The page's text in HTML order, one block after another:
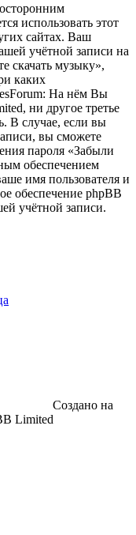
использовать этот
сайтах. Ваш
учётной записи на
скачать музыку»,
каких
На нём Вы
ни другое третье
В случае, если вы
вы сможете
пароля «Забыли
обеспечением
имя пользователя и
обеспечение phpBB
учётной записи.
Создано на
Limited